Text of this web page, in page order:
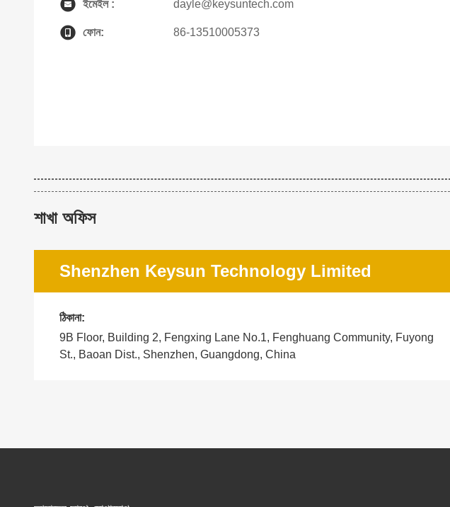
ইমেইল : dayle@keysuntech.com
ফোন: 86-13510005373
শাখা অফিস
Shenzhen Keysun Technology Limited
ঠিকানা:
9B Floor, Building 2, Fengxing Lane No.1, Fenghuang Community, Fuyong
St., Baoan Dist., Shenzhen, Guangdong, China